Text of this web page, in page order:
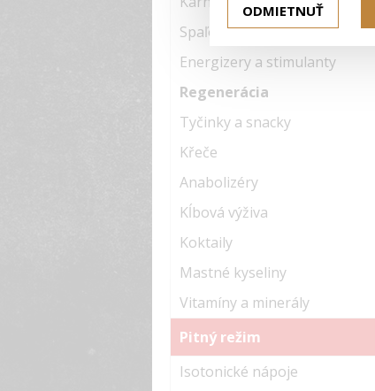
Spaľovače
Energizery a stimulanty
Regenerácia
Tyčinky a snacky
Křeče
Anabolizéry
Kĺbová výživa
Koktaily
Mastné kyseliny
Vitamíny a minerály
Pitný režim
Isotonické nápoje
ODMIETNUŤ